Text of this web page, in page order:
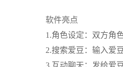
软件亮点
1.角色设定：双方角
2.搜索爱豆：输入爱
3.互动聊天：发给爱